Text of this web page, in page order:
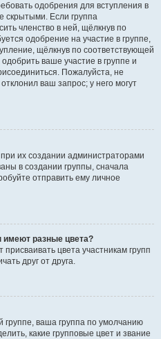
одобрения для вступления в
скрытыми. Если группа
членство в ней, щёлкнув по
одобрение на участие в группе,
щёлкнув по соответствующей
ваше участие в группе и
Пожалуйста, не
ваш запрос; у него могут
их создании администраторами
в создании группы, сначала
отправить ему личное
имеют разные цвета?
цвета участникам групп
друг от друга.
группе, ваша группа по умолчанию
какие групповые цвет и звание